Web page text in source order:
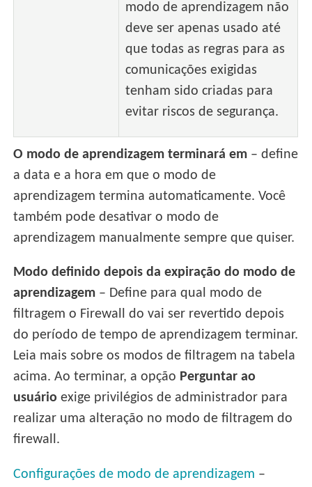
modo de aprendizagem não
deve ser apenas usado até
que todas as regras para as
comunicações exigidas
tenham sido criadas para
evitar riscos de segurança.
O modo de aprendizagem terminará em – define
a data e a hora em que o modo de
aprendizagem termina automaticamente. Você
também pode desativar o modo de
aprendizagem manualmente sempre que quiser.
Modo definido depois da expiração do modo de
aprendizagem – Define para qual modo de
filtragem o Firewall do vai ser revertido depois
do período de tempo de aprendizagem terminar.
Leia mais sobre os modos de filtragem na tabela
acima. Ao terminar, a opção Perguntar ao
usuário exige privilégios de administrador para
realizar uma alteração no modo de filtragem do
firewall.
Configurações de modo de aprendizagem –